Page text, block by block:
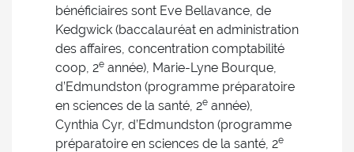
bénéficiaires sont Eve Bellavance, de
Kedgwick (baccalauréat en administration
des affaires, concentration comptabilité
coop, 2e année), Marie-Lyne Bourque,
d’Edmundston (programme préparatoire
en sciences de la santé, 2e année),
Cynthia Cyr, d’Edmundston (programme
préparatoire en sciences de la santé, 2e